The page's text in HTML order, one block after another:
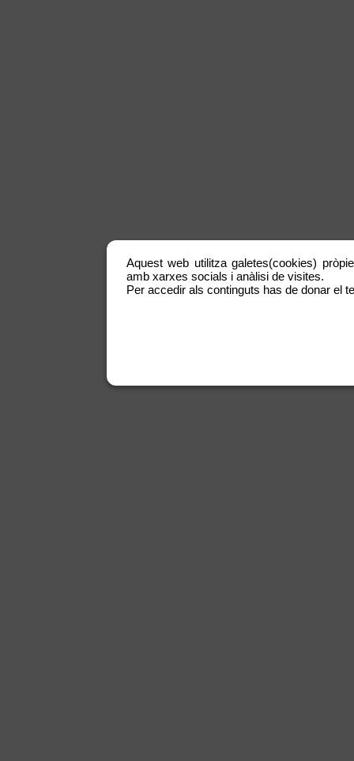
Aquest web utilitza galetes(cookies)
amb xarxes socials i anàlisi de visites.
Per accedir als continguts has de donar el